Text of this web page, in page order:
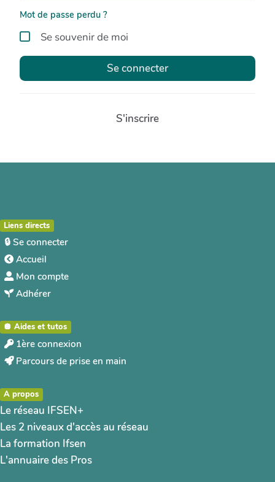
Mot de passe perdu ?
Se souvenir de moi
Se connecter
S'inscrire
Liens directs
🔒 Se connecter
Accueil
Mon compte
Adhérer
🪩 Aides et tutos
1ère connexion
Parcours de prise en main
A propos
Le réseau IFSEN+
Les 2 niveaux d'accès au réseau
La formation Ifsen
L'annuaire des Pros